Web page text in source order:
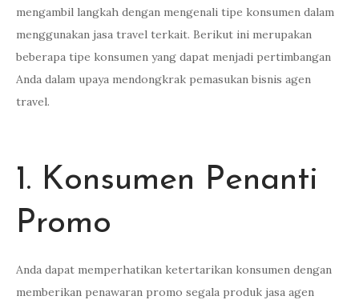
mengambil langkah dengan mengenali tipe konsumen dalam
menggunakan jasa travel terkait. Berikut ini merupakan
beberapa tipe konsumen yang dapat menjadi pertimbangan
Anda dalam upaya mendongkrak pemasukan bisnis agen
travel.
1. Konsumen Penanti
Promo
Anda dapat memperhatikan ketertarikan konsumen dengan
memberikan penawaran promo segala produk jasa agen